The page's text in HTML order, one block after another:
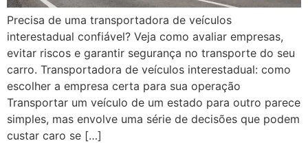
Precisa de uma transportadora de veículos
interestadual confiável? Veja como avaliar empresas,
evitar riscos e garantir segurança no transporte do seu
carro. Transportadora de veículos interestadual: como
escolher a empresa certa para sua operação
Transportar um veículo de um estado para outro parece
simples, mas envolve uma série de decisões que podem
custar caro se […]